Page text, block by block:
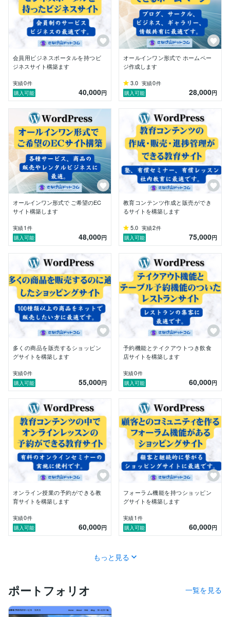
お客様の準備は本といりません。オールインワンでWE
Bサイトを開発いたします。
構築後はお客様が運営できるようにスキルトレーニング
も含まれています。
是非、さなげ山ドットコムであらたなWEBサイトの構
築をご検討ください。
会員用ビジネスポータルを持つビ
ジネスサイト構築ます
実績0件
購入可能
40,000円
オールインワン形式で ホームペー
ジ作成します
3.0 実績0件
購入可能
28,000円
オールインワン形式で ご希望のEC
サイト構築します
実績1 件
購入可能
48,000円
教育コンテンツ作成と販売ができ
るサイトを構築します
5.0 実績2件
購入可能
75,000円
多くの商品を販売するショッピン
グサイトを構築します
実績0件
購入可能
55,000円
予約機能とテイクアウトつき飲食
店サイトを構築します
実績0件
購入可能
60,000円
オンライン授業の予約ができる教
育サイトを構築します
実績0件
購入可能
60,000円
フォーラム機能を持つショッピン
グサイトを構築します
実績1 件
購入可能
60,000円
もっと見る
ポートフォリオ 一覧を見る